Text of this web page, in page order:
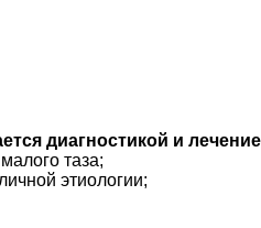
диагностикой и
таза;
этиологии;